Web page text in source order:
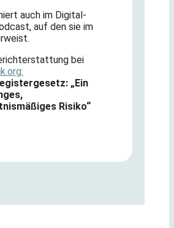
auch im Digital-
auf den sie im
bei
: „Ein
Risiko“